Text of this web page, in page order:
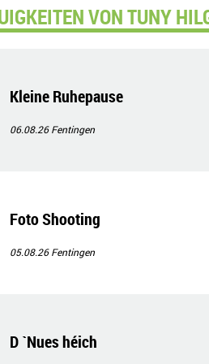
VON TUNY
Kleine Ruhepause
06.08.26Fentingen
Foto Shooting
05.08.26Fentingen
D `Nues héich